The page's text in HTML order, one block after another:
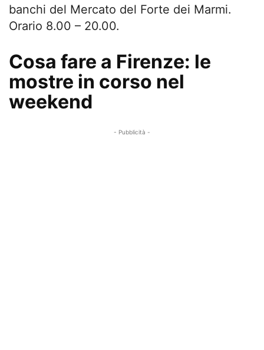
banchi del Mercato del Forte dei Marmi.
Orario 8.00 – 20.00.
Cosa fare a Firenze: le
mostre in corso nel
weekend
- Pubblicità -